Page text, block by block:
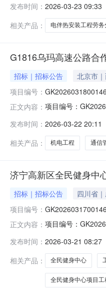
实施，现
发布时间： 2026-03-23 09:33
相关产品：
电伴热安装工程劳务
G1816乌玛高速公路合
招标｜招标公告 北京市
项目编号：
正文内容： 项目编号：
项目通信管道施工
发布时间： 2026-03-22 20:11
相关产品：
机电工程 通信
济宁高新区全民健身中
招标｜招标公告 四川省
项目编号：
正文内容： 项目编号：
GK202603……济宁
发布时间： 2026-03-21 08:27
相关产品：
全民健身中心
全民健身中心项目